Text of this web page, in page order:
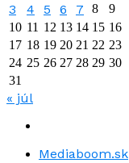
3 4 5 6 7 8
9
10 11 12 13 14 15 16
17 18 19 20 21 22 23
24 25 26 27 28 29 30
31
« júl
Mediaboom.sk